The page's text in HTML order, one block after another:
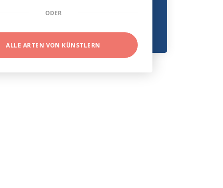
ODER
ALLE ARTEN VON KÜNSTLERN